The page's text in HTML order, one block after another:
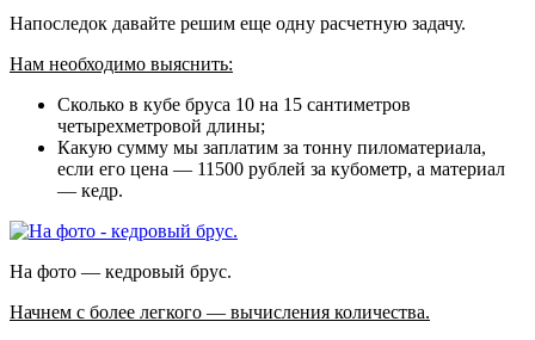
Напоследок давайте решим еще одну расчетную задачу.
Нам необходимо выяснить:
Сколько в кубе бруса 10 на 15 сантиметров
четырехметровой длины;
Какую сумму мы заплатим за тонну пиломатериала,
если его цена — 11500 рублей за кубометр, а материал
— кедр.
На фото — кедровый брус.
Начнем с более легкого — вычисления количества.